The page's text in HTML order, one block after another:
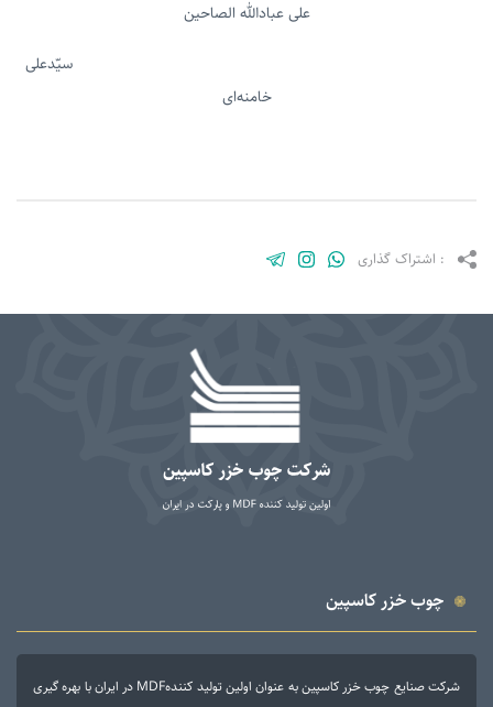
علی عبادالله الصاحین
سیّدعلی
خامنه‌ای
: اشتراک گذاری
چوب خزر کاسپین
شرکت صنایع چوب خزر کاسپین به عنوان اولین تولید کنندهMDF در ایران با بهره گیری